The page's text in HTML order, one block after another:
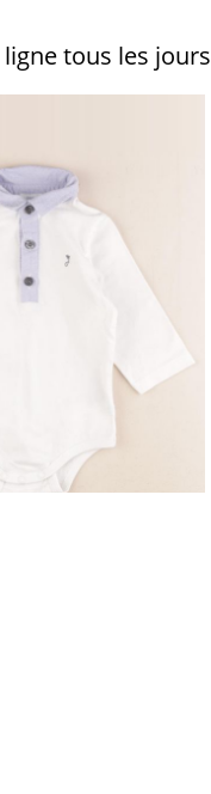
tous les jours